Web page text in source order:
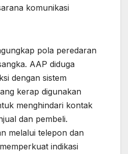
komunikasi
pola peredaran
AAP diduga
dengan sistem
kerap digunakan
menghindari kontak
dan pembeli.
melalui telepon dan
indikasi